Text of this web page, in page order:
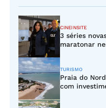
CINEINSITE
3 séries
maratonar
TURISMO
Praia do
com